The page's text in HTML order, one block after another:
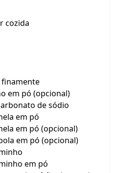
cozida
finamente
em pó (opcional)
de sódio
em pó
em pó (opcional)
em pó (opcional)
em pó